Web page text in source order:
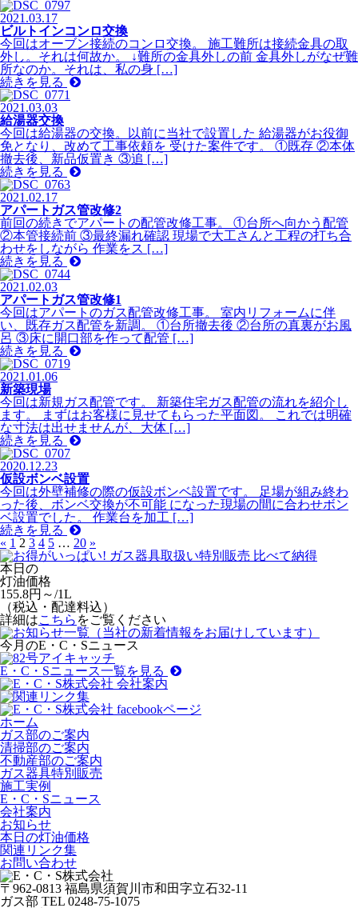
2021.03.17
ビルトインコンロ交換
今回はオーブン接続のコンロ交換。 施工難所は接続金具の取
外し。それは何故か。 ↓難所の金具外しの前 金具外しがなぜ難
所なのか。それは、私の身 […]
続きを見る
2021.03.03
給湯器交換
今回は給湯器の交換。以前に当社で設置した 給湯器がお役御
免となり、改めて工事依頼を 受けた案件です。 ①既存 ②本体
撤去後、新品仮置き ③追 […]
続きを見る
2021.02.17
アパートガス管改修2
前回の続きでアパートの配管改修工事。 ①台所へ向かう配管
②本管接続前 ③最終漏れ確認 現場で大工さんと工程の打ち合
わせをしながら 作業をス […]
続きを見る
2021.02.03
アパートガス管改修1
今回はアパートのガス配管改修工事。 室内リフォームに伴
い、既存ガス配管を新調。 ①台所撤去後 ②台所の真裏がお風
呂 ③床に開口部を作って配管 […]
続きを見る
2021.01.06
新築現場
今回は新規ガス配管です。 新築住宅ガス配管の流れを紹介し
ます。 まずはお客様に見せてもらった平面図。 これでは明確
な寸法は出せませんが、大体 […]
続きを見る
2020.12.23
仮設ボンベ設置
今回は外壁補修の際の仮設ボンベ設置です。 足場が組み終わ
った後、ボンベ交換が不可能 になった現場の間に合わせボン
ベ設置でした。 作業台を加工 […]
続きを見る
« 1 2 3 4 5 … 20 »
本日の
灯油価格
155.8円～/1L
（税込・配達料込）
詳細はこちら をご覧ください
今月のE・C・Sニュース
E・C・Sニュース一覧を見る
ホーム
ガス部のご案内
清掃部のご案内
不動産部のご案内
ガス器具特別販売
施工実例
E・C・Sニュース
会社案内
お知らせ
本日の灯油価格
関連リンク集
お問い合わせ
〒962-0813 福島県須賀川市和田字立石32-11
ガス部 TEL 0248-75-1075